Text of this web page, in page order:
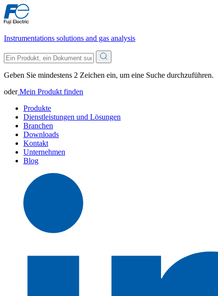
Instrumentations solutions and gas analysis
Geben Sie mindestens 2 Zeichen ein, um eine Suche durchzuführen.
oderMein Produkt finden
Produkte
Dienstleistungen und Lösungen
Branchen
Downloads
Kontakt
Unternehmen
Blog